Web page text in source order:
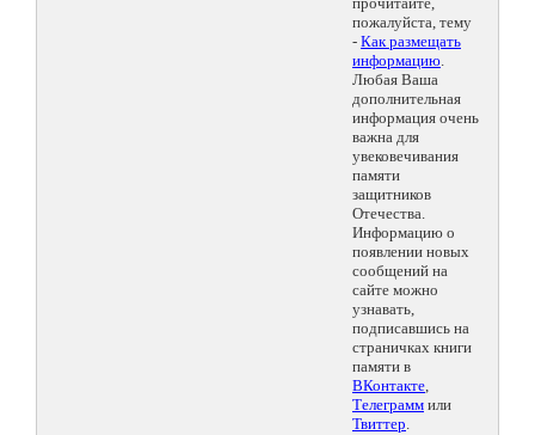
пожалуйста, тему
- Как размещать
информацию.
Любая Ваша
дополнительная
информация очень
важна для
увековечивания
памяти
защитников
Отечества.
Информацию о
появлении новых
сообщений на
сайте можно
узнавать,
подписавшись на
страничках книги
памяти в
ВКонтакте,
Телеграмм или
Твиттер.